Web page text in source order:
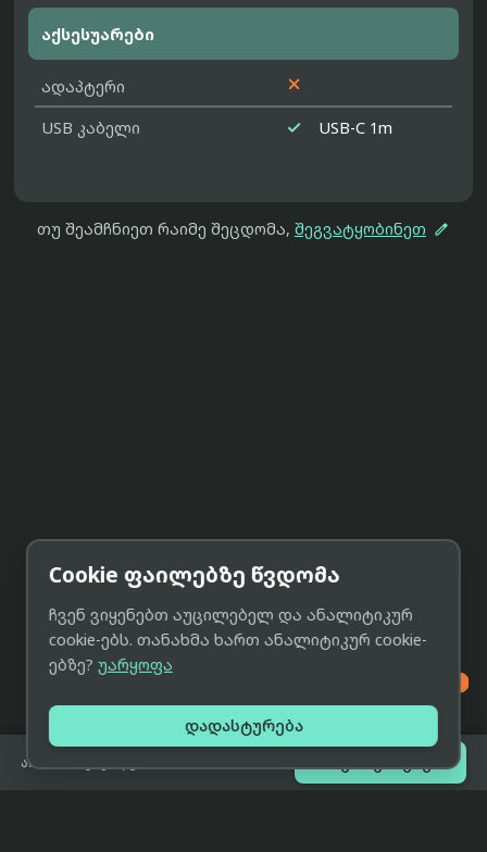
აქსესუარები
ადაპტერი 
USB კაბელი  USB-C 1m
თუ შეამჩნიეთ რაიმე შეცდომა, შეგვატყობინეთ 
არ არის გაყიდვაში შეთავაზებები

Cookie ფაილებზე წვდომა
ჩვენ ვიყენებთ აუცილებელ და ანალიტიკურ
cookie-ებს. თანახმა ხართ ანალიტიკურ cookie-
ებზე? უარყოფა
დადასტურება